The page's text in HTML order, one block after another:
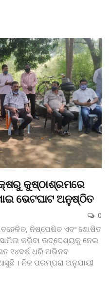
କୁଷ୍ଠାଶ୍ରମରେ
ଭେଟଘାଟ ଅନୁଷ୍ଠିତ
0
ନିଷ୍ପେଷିତ ଏବଂ ଶୋଷିତ
କରିବା ଉଦ୍ଦେଶ୍ୟକୁ ନେଇ
୧୪ବର୍ଷ ଧରି ଅଭିନବ
। ନିଜ ପରମ୍ପରା ଅନୁଯାୟୀ